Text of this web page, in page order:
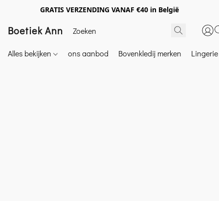
GRATIS VERZENDING VANAF €40 in België
Boetiek Ann
Alles bekijken ons aanbod Bovenkledij merken